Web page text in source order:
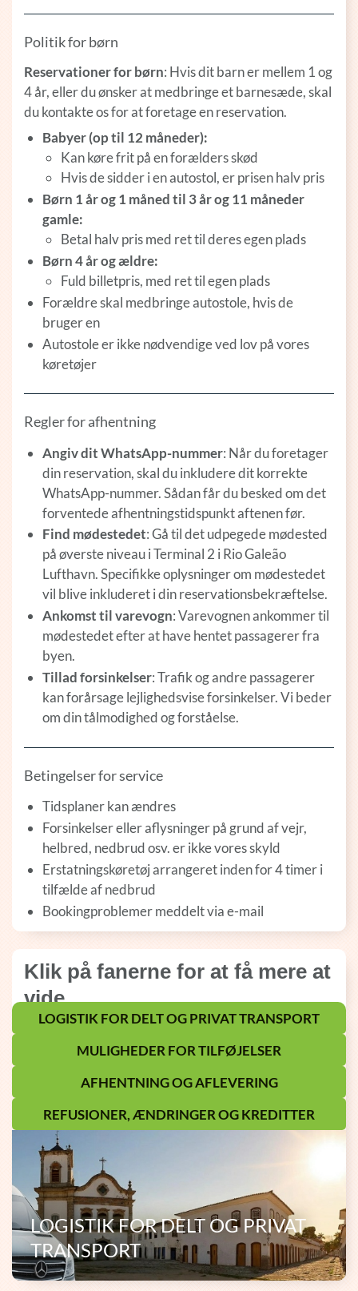
Politik for børn
Reservationer for børn: Hvis dit barn er mellem 1 og
4 år, eller du ønsker at medbringe et barnesæde, skal
du kontakte os for at foretage en reservation.
Babyer (op til 12 måneder):
Kan køre frit på en forælders skød
Hvis de sidder i en autostol, er prisen halv pris
Børn 1 år og 1 måned til 3 år og 11 måneder
gamle:
Betal halv pris med ret til deres egen plads
Børn 4 år og ældre:
Fuld billetpris, med ret til egen plads
Forældre skal medbringe autostole, hvis de
bruger en
Autostole er ikke nødvendige ved lov på vores
køretøjer
Regler for afhentning
Angiv dit WhatsApp-nummer: Når du foretager
din reservation, skal du inkludere dit korrekte
WhatsApp-nummer. Sådan får du besked om det
forventede afhentningstidspunkt aftenen før.
Find mødestedet: Gå til det udpegede mødested
på øverste niveau i Terminal 2 i Rio Galeão
Lufthavn. Specifikke oplysninger om mødestedet
vil blive inkluderet i din reservationsbekræftelse.
Ankomst til varevogn: Varevognen ankommer til
mødestedet efter at have hentet passagerer fra
byen.
Tillad forsinkelser: Trafik og andre passagerer
kan forårsage lejlighedsvise forsinkelser. Vi beder
om din tålmodighed og forståelse.
Betingelser for service
Tidsplaner kan ændres
Forsinkelser eller aflysninger på grund af vejr,
helbred, nedbrud osv. er ikke vores skyld
Erstatningskøretøj arrangeret inden for 4 timer i
tilfælde af nedbrud
Bookingproblemer meddelt via e-mail
Klik på fanerne for at få mere at
vide
LOGISTIK FOR DELT OG PRIVAT TRANSPORT
MULIGHEDER FOR TILFØJELSER
AFHENTNING OG AFLEVERING
REFUSIONER, ÆNDRINGER OG KREDITTER
LOGISTIK FOR DELT OG PRIVAT
TRANSPORT